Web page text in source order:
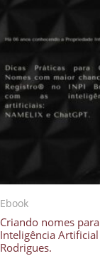
Ebook
Criando nomes
Inteligência
Rodrigues.